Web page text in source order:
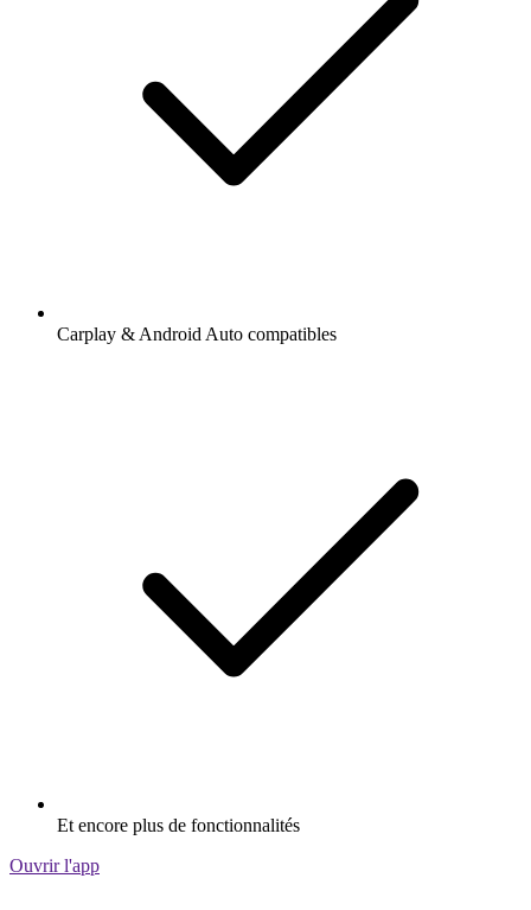
Carplay & Android Auto compatibles
Et encore plus de fonctionnalités
Ouvrir l'app